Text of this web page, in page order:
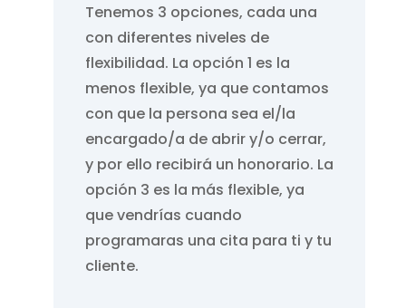
Tenemos 3 opciones, cada una
con diferentes niveles de
flexibilidad. La opción 1 es la
menos flexible, ya que contamos
con que la persona sea el/la
encargado/a de abrir y/o cerrar,
y por ello recibirá un honorario. La
opción 3 es la más flexible, ya
que vendrías cuando
programaras una cita para ti y tu
cliente.